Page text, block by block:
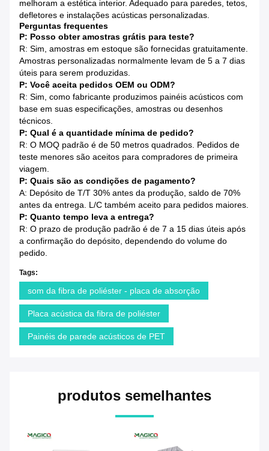
melhoram a estética interior. Adequado para paredes, tetos,
defletores e instalações acústicas personalizadas.
Perguntas frequentes
P: Posso obter amostras grátis para teste?
R: Sim, amostras em estoque são fornecidas gratuitamente.
Amostras personalizadas normalmente levam de 5 a 7 dias
úteis para serem produzidas.
P: Você aceita pedidos OEM ou ODM?
R: Sim, como fabricante produzimos painéis acústicos com
base em suas especificações, amostras ou desenhos
técnicos.
P: Qual é a quantidade mínima de pedido?
R: O MOQ padrão é de 50 metros quadrados. Pedidos de
teste menores são aceitos para compradores de primeira
viagem.
P: Quais são as condições de pagamento?
A: Depósito de T/T 30% antes da produção, saldo de 70%
antes da entrega. L/C também aceito para pedidos maiores.
P: Quanto tempo leva a entrega?
R: O prazo de produção padrão é de 7 a 15 dias úteis após
a confirmação do depósito, dependendo do volume do
pedido.
Tags:
som da fibra de poliéster - placa de absorção
Placa acústica da fibra de poliéster
Painéis de parede acústicos de PET
produtos semelhantes